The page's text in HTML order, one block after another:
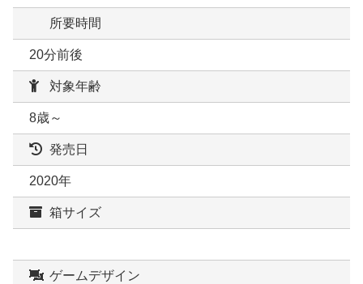
所要時間
20分前後
対象年齢
8歳～
発売日
2020年
箱サイズ
ゲームデザイン